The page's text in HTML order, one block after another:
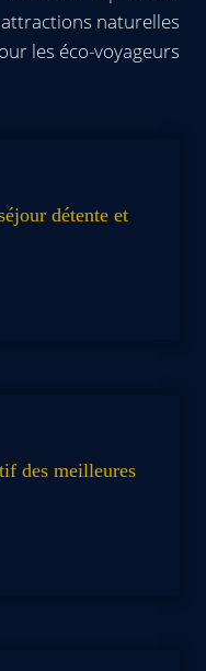
attractions naturelles
les éco-voyageurs
détente et
des meilleures